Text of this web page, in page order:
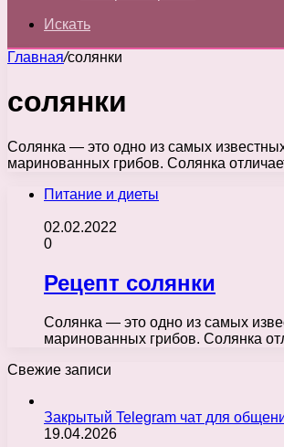
Искать
Главная/солянки
солянки
Солянка — это одно из самых
маринованных грибов. Солянка
Питание и диеты
02.02.2022
0
Рецепт солянки
Солянка — это одно из самых
маринованных грибов. Солянка
Свежие записи
Закрытый Telegram чат для
19.04.2026